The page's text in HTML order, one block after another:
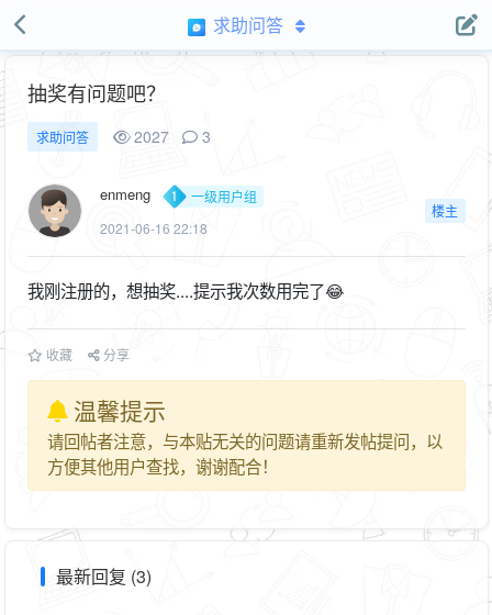
求助问答
抽奖有问题吧？
求助问答 2027 3
enmeng
一级用户组
2021-06-16 22:18
楼主
我刚注册的，想抽奖....提示我次数用完了😂
收藏 分享
温馨提示
请回帖者注意，与本贴无关的问题请重新发帖提问，以
方便其他用户查找，谢谢配合！
最新回复 (3)